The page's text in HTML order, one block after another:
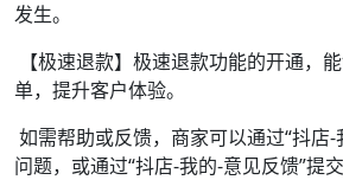
发生。
【极速退款】极速退款功能的开通，
单，提升客户体验。
如需帮助或反馈，商家可以通过“抖店-
问题，或通过“抖店-我的-意见反馈”提